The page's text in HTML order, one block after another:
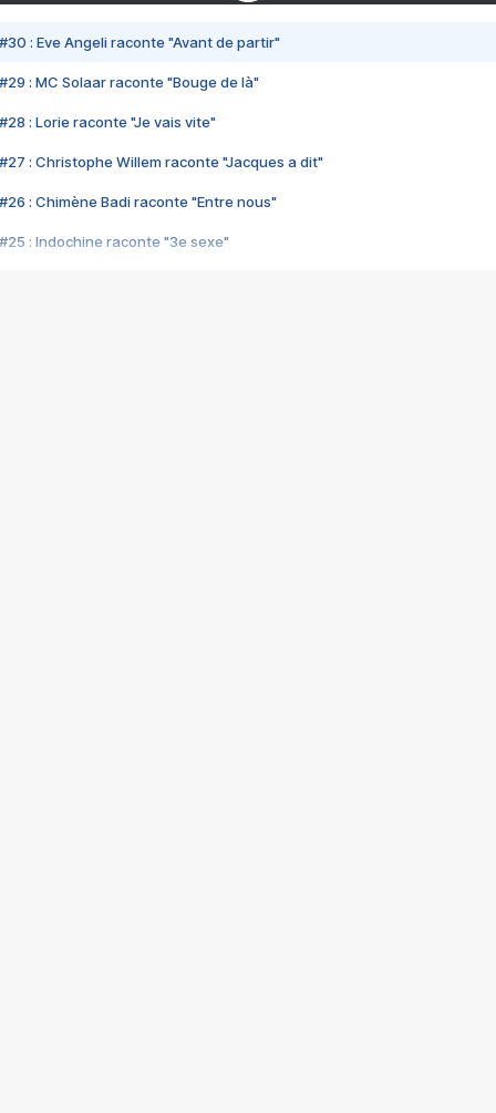
#30 : Eve Angeli raconte "Avant de partir"
#29 : MC Solaar raconte "Bouge de là"
#28 : Lorie raconte "Je vais vite"
#27 : Christophe Willem raconte "Jacques a dit"
#26 : Chimène Badi raconte "Entre nous"
#25 : Indochine raconte "3e sexe"